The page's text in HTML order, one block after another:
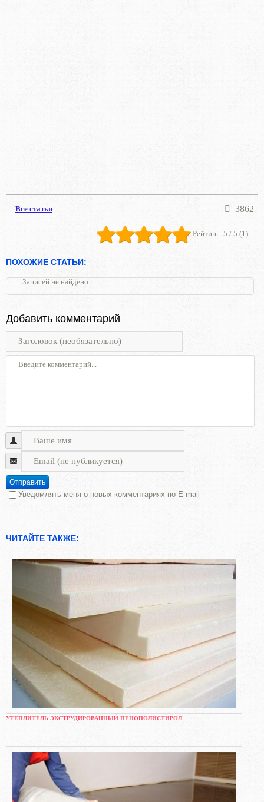
Все статьи 3862
Рейтинг: 5 / 5 (1 )
ПОХОЖИЕ СТАТЬИ:
Записей не найдено.
Добавить комментарий
Отправить
Уведомлять меня о новых комментариях по E-mail
ЧИТАЙТЕ ТАКЖЕ:
УТЕПЛИТЕЛЬ ЭКСТРУДИРОВАННЫЙ ПЕНОПОЛИСТИРОЛ